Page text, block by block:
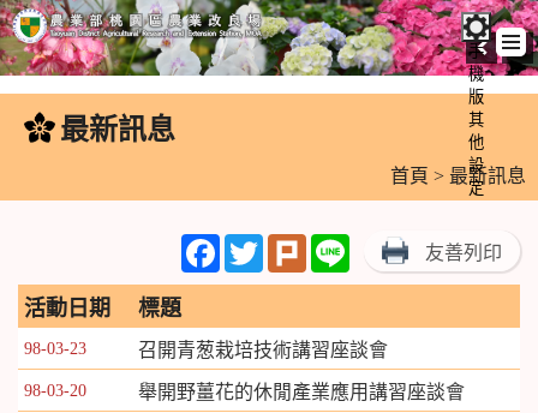
跳
內
手
機
版
其
他
設
定
最新訊息
首頁 > 最新訊息
FacebookTwitterPlurk Line 友善列印
活動日期 標題
98-03-23 召開青葱栽培技術講習座談會
98-03-20 舉開野薑花的休閒產業應用講習座談會